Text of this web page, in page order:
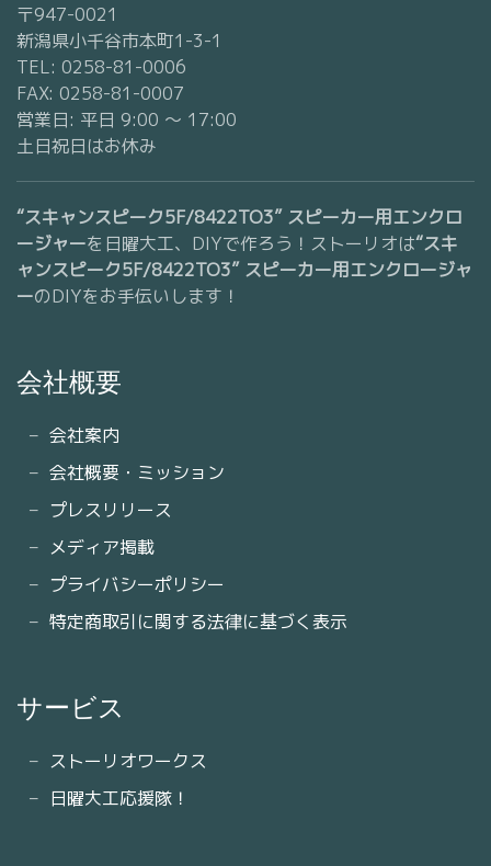
〒947-0021
新潟県小千谷市本町1-3-1
TEL: 0258-81-0006
FAX: 0258-81-0007
営業日: 平日 9:00 〜 17:00
土日祝日はお休み
“スキャンスピーク5F/8422TO3” スピーカー用エンクロ
ージャーを日曜大工、DIYで作ろう！ストーリオは“スキ
ャンスピーク5F/8422TO3” スピーカー用エンクロージャ
ーのDIYをお手伝いします！
会社概要
会社案内
会社概要・ミッション
プレスリリース
メディア掲載
プライバシーポリシー
特定商取引に関する法律に基づく表示
サービス
ストーリオワークス
日曜大工応援隊！